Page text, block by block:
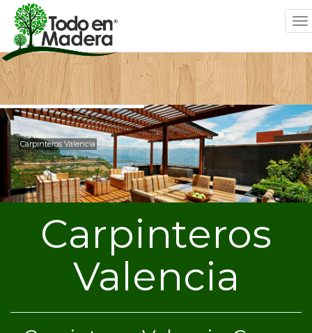
Carpinteros Valencia
Carpinteros
Valencia